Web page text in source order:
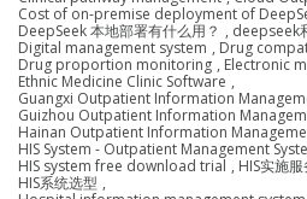
Cost of on-premise deployment of
DeepSeek 本地部署有什么用？ , deepseek
Digital management system , Drug
Drug proportion monitoring , Electronic
Ethnic Medicine Clinic Software ,
Guangxi Outpatient Information
Guizhou Outpatient Information
Hainan Outpatient Information
HIS System - Outpatient Management
HIS system free download trial , HIS实施服
HIS系统选型 ,